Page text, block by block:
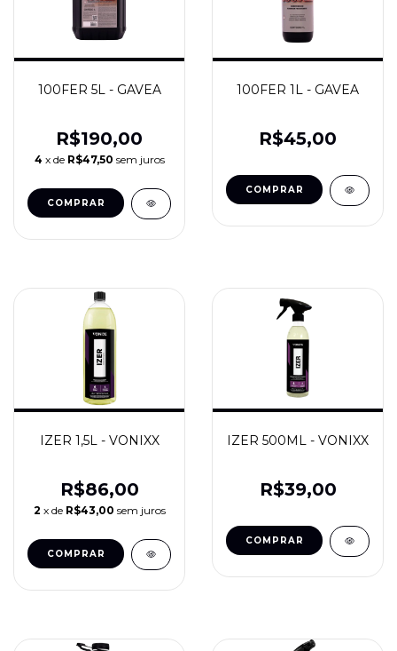
100FER 5L - GAVEA
R$190,00
4 x de R$47,50 sem juros
100FER 1L - GAVEA
R$45,00
IZER 1,5L - VONIXX
R$86,00
2 x de R$43,00 sem juros
IZER 500ML - VONIXX
R$39,00